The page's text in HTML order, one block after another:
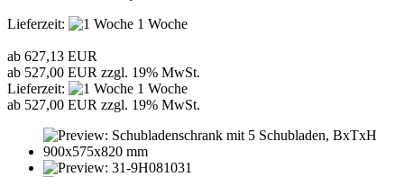
Lieferzeit: 1 Woche
ab 627,13 EUR
ab 527,00 EUR zzgl. 19% MwSt.
Lieferzeit:
1 Woche
ab 527,00 EUR zzgl. 19% MwSt.